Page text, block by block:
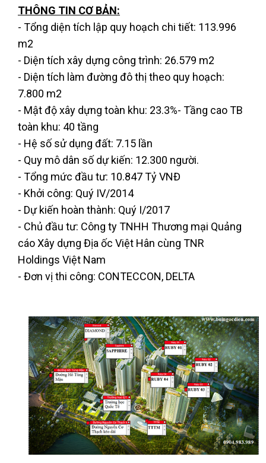
THÔNG TIN CƠ BẢN:
- Tổng diện tích lập quy hoạch chi tiết: 113.996
m2
- Diện tích xây dựng công trình: 26.579 m2
- Diện tích làm đường đô thị theo quy hoạch:
7.800 m2
- Mật độ xây dựng toàn khu: 23.3%- Tầng cao TB
toàn khu: 40 tầng
- Hệ số sử dụng đất: 7.15 lần
- Quy mô dân số dự kiến: 12.300 người.
- Tổng mức đầu tư: 10.847 Tỷ VNĐ
- Khởi công: Quý IV/2014
- Dự kiến hoàn thành: Quý I/2017
- Chủ đầu tư: Công ty TNHH Thương mại Quảng
cáo Xây dựng Địa ốc Việt Hân cùng TNR
Holdings Việt Nam
- Đơn vị thi công: CONTECCON, DELTA